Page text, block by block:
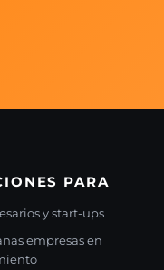
PARA
y start-ups
empresas en